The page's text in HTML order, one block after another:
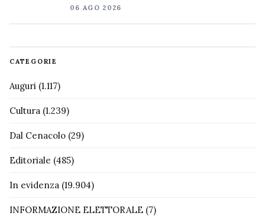
06 AGO 2026
CATEGORIE
Auguri (1.117)
Cultura (1.239)
Dal Cenacolo (29)
Editoriale (485)
In evidenza (19.904)
INFORMAZIONE ELETTORALE (7)